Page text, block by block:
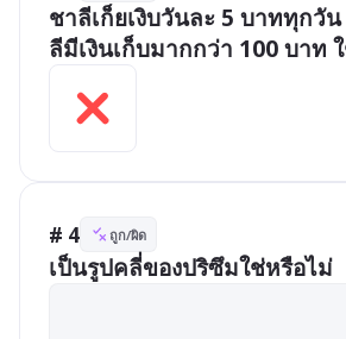
ชาลีเก็ยเงิบวันละ 5 บาททุกวั
ลีมีเงินเก็บมากกว่า 100 บาท
# 4 ถูก/ผิด
เป็นรูปคลี่ของปริซึมใช่หรือไม่